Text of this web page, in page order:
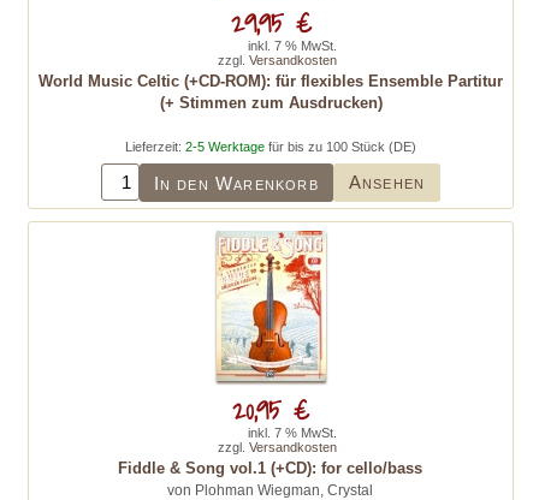
World Music Celtic (+CD-ROM): für flexibles Ensemble Partitur
(+ Stimmen zum Ausdrucken)
Lieferzeit: 2-5 Werktage für bis zu 100 Stück (DE)
In den Warenkorb Ansehen
29,95 €
inkl. 7 % MwSt.
zzgl. Versandkosten
Fiddle & Song vol.1 (+CD): for cello/bass
von Plohman Wiegman, Crystal
20,95 €
inkl. 7 % MwSt.
zzgl. Versandkosten